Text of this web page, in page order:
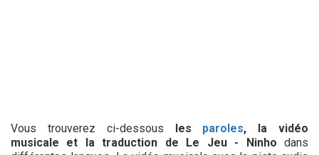
Vous trouverez ci-dessous les paroles, la vidéo
musicale et la traduction de Le Jeu - Ninho dans